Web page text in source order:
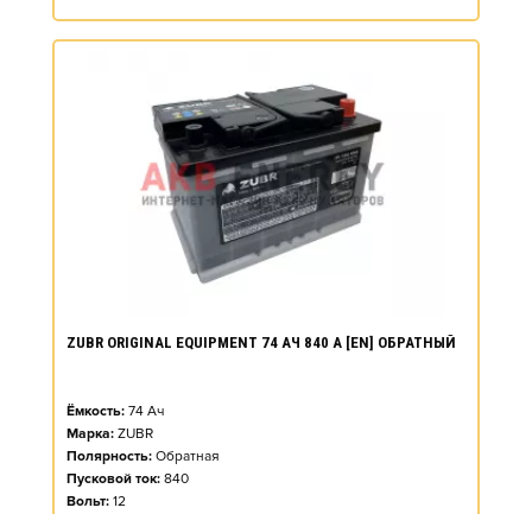
ZUBR ORIGINAL EQUIPMENT 74 АЧ 840 А [EN] ОБРАТНЫЙ
Ёмкость: 74 Ач
Марка: ZUBR
Полярность: Обратная
Пусковой ток: 840
Вольт: 12